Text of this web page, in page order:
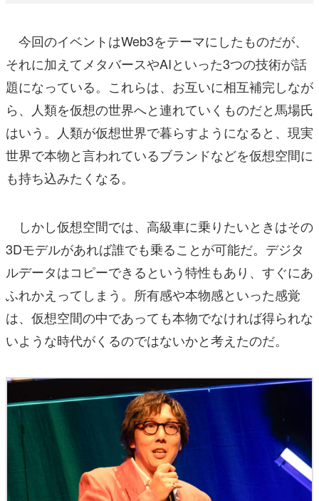
今回のイベントはWeb3をテーマにしたものだが、
それに加えてメタバースやAIといった3つの技術が話
題になっている。これらは、お互いに相互補完しなが
ら、人類を仮想の世界へと連れていくものだと馬場氏
はいう。人類が仮想世界で暮らすようになると、現実
世界で本物と言われているブランドなどを仮想空間に
も持ち込みたくなる。
しかし仮想空間では、高級車に乗りたいときはその
3Dモデルがあれば誰でも乗ることが可能だ。デジタ
ルデータはコピーできるという特性もあり、すぐにあ
ふれかえってしまう。所有感や本物感といった感覚
は、仮想空間の中であっても本物でなければ得られな
いような時代がくるのではないかと考えたのだ。